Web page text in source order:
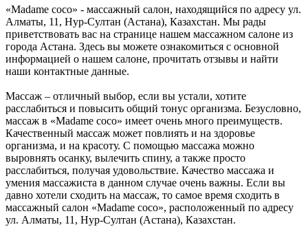
«Madame coco» - массажный салон, находящийся по адресу ул.
Алматы, 11, Нур-Султан (Астана), Казахстан. Мы рады
приветствовать вас на странице нашем массажном салоне из
города Астана. Здесь вы можете ознакомиться с основной
информацией о нашем салоне, прочитать отзывы и найти
наши контактные данные.
Массаж – отличный выбор, если вы устали, хотите
расслабиться и повысить общий тонус организма. Безусловно,
массаж в «Madame coco» имеет очень много преимуществ.
Качественный массаж может повлиять и на здоровье
организма, и на красоту. С помощью массажа можно
выровнять осанку, вылечить спину, а также просто
расслабиться, получая удовольствие. Качество массажа и
умения массажиста в данном случае очень важны. Если вы
давно хотели сходить на массаж, то самое время сходить в
массажный салон «Madame coco», расположенный по адресу
ул. Алматы, 11, Нур-Султан (Астана), Казахстан.